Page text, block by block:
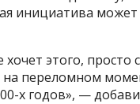
инициатива
этого,
переломном
х годов», —